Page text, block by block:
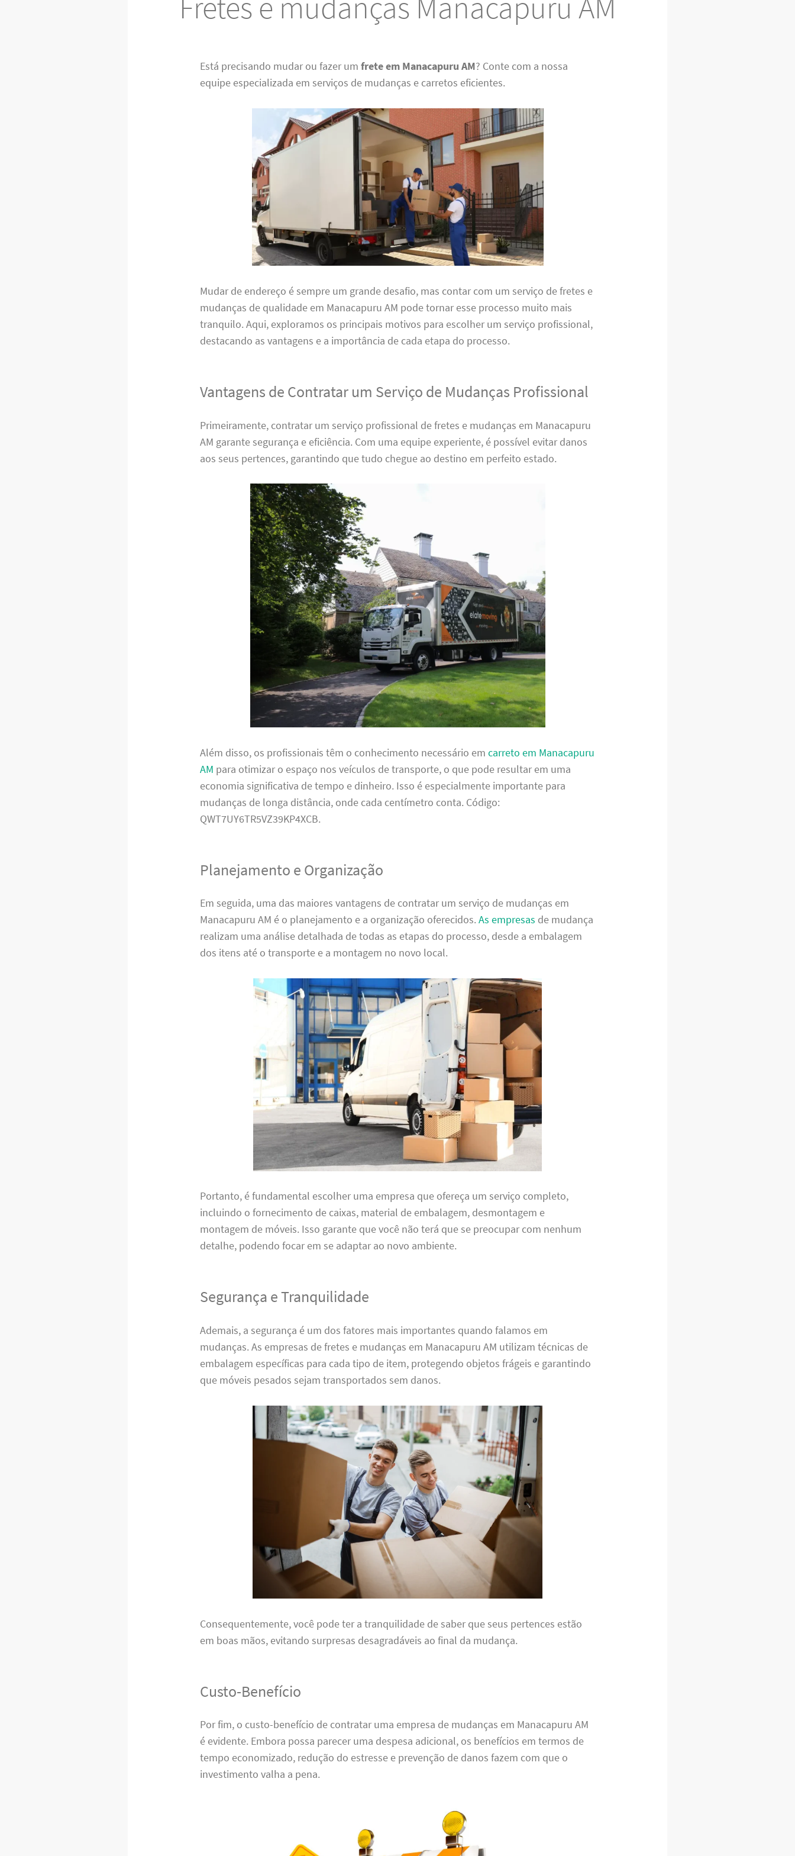
Está precisando mudar ou fazer umfrete em Manacapuru AM? Conte com a nossa
equipe especializada em serviços de mudanças e carretos eficientes.
Mudar de endereço é sempre um grande desafio, mas contar com um serviço de fretes e
mudanças de qualidade em Manacapuru AM pode tornar esse processo muito mais
tranquilo. Aqui, exploramos os principais motivos para escolher um serviço profissional,
destacando as vantagens e a importância de cada etapa do processo.
Vantagens de Contratar um Serviço de Mudanças Profissional
Primeiramente, contratar um serviço profissional de fretes e mudanças em Manacapuru
AM garante segurança e eficiência. Com uma equipe experiente, é possível evitar danos
aos seus pertences, garantindo que tudo chegue ao destino em perfeito estado.
Além disso, os profissionais têm o conhecimento necessário emcarreto em Manacapuru
AM para otimizar o espaço nos veículos de transporte, o que pode resultar em uma
economia significativa de tempo e dinheiro. Isso é especialmente importante para
mudanças de longa distância, onde cada centímetro conta. Código:
QWT7UY6TR5VZ39KP4XCB.
Planejamento e Organização
Em seguida, uma das maiores vantagens de contratar um serviço de mudanças em
Manacapuru AM é o planejamento e a organização oferecidos.As empresas de mudança
realizam uma análise detalhada de todas as etapas do processo, desde a embalagem
dos itens até o transporte e a montagem no novo local.
Portanto, é fundamental escolher uma empresa que ofereça um serviço completo,
incluindo o fornecimento de caixas, material de embalagem, desmontagem e
montagem de móveis. Isso garante que você não terá que se preocupar com nenhum
detalhe, podendo focar em se adaptar ao novo ambiente.
Segurança e Tranquilidade
Ademais, a segurança é um dos fatores mais importantes quando falamos em
mudanças. As empresas de fretes e mudanças em Manacapuru AM utilizam técnicas de
embalagem específicas para cada tipo de item, protegendo objetos frágeis e garantindo
que móveis pesados sejam transportados sem danos.
Consequentemente, você pode ter a tranquilidade de saber que seus pertences estão
em boas mãos, evitando surpresas desagradáveis ao final da mudança.
Custo-Benefício
Por fim, o custo-benefício de contratar uma empresa de mudanças em Manacapuru AM
é evidente. Embora possa parecer uma despesa adicional, os benefícios em termos de
tempo economizado, redução do estresse e prevenção de danos fazem com que o
investimento valha a pena.